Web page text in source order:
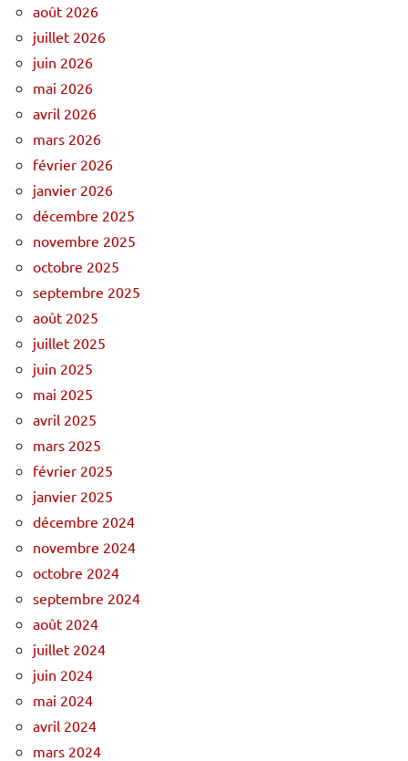
août 2026
juillet 2026
juin 2026
mai 2026
avril 2026
mars 2026
février 2026
janvier 2026
décembre 2025
novembre 2025
octobre 2025
septembre 2025
août 2025
juillet 2025
juin 2025
mai 2025
avril 2025
mars 2025
février 2025
janvier 2025
décembre 2024
novembre 2024
octobre 2024
septembre 2024
août 2024
juillet 2024
juin 2024
mai 2024
avril 2024
mars 2024